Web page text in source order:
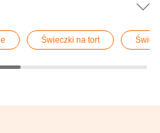
Świeczki na tort